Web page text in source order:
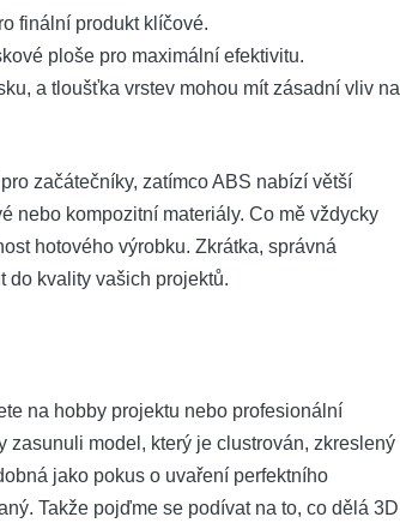
finální produkt klíčové.
ploše pro maximální efektivitu.
a tloušťka vrstev mohou mít zásadní vliv na
začátečníky, zatímco ABS nabízí větší
nebo kompozitní materiály. Co mě vždycky
hotového výrobku. Zkrátka, správná
do kvality vašich projektů.
na hobby projektu nebo profesionální
zasunuli model, který je clustrován, zkreslený
jako pokus o uvaření perfektního
Takže pojďme se podívat na to, co dělá 3D